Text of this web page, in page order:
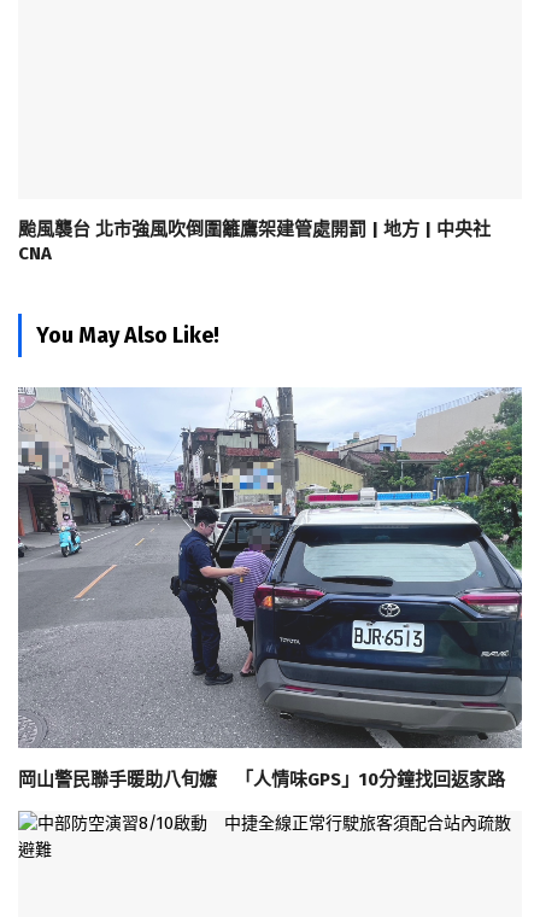
颱風襲台 北市強風吹倒圍籬鷹架建管處開罰 | 地方 | 中央社
CNA
You May Also Like!
岡山警民聯手暖助八旬嬤 「人情味GPS」10分鐘找回返家路